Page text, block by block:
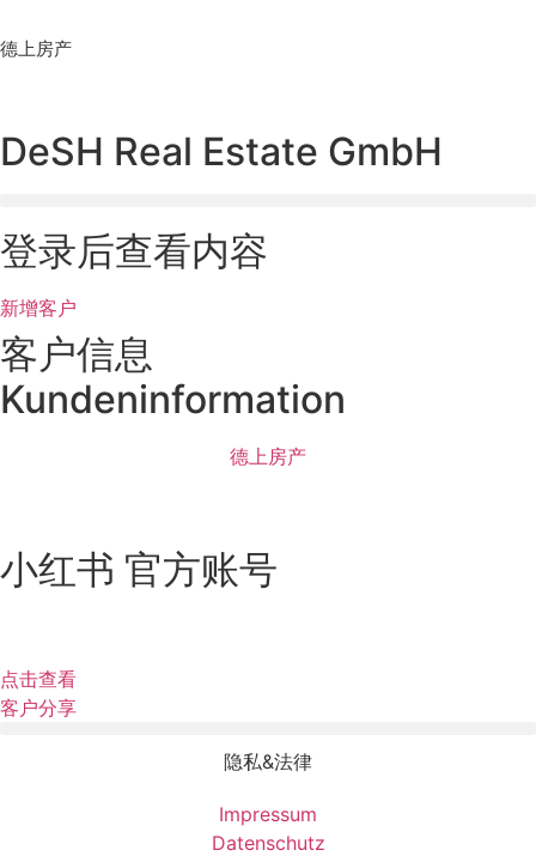
to
德上房产
DeSH Real Estate GmbH
登录后查看内容
新增客户
客户信息
Kundeninformation
德上房产
小红书 官方账号
点击查看
客户分享
隐私&法律
Impressum
Datenschutz